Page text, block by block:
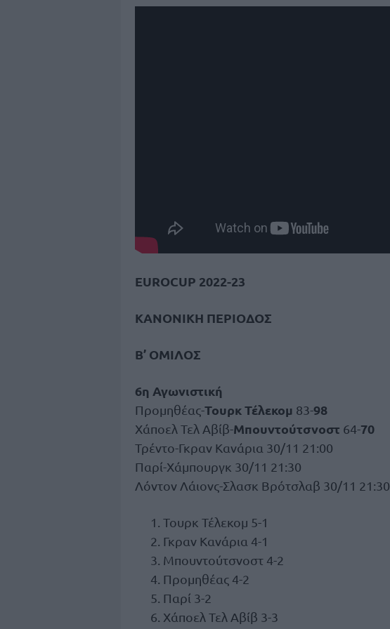
EUROCUP 2022-23
ΚΑΝΟΝΙΚΗ ΠΕΡΙΟΔΟΣ
Β’ ΟΜΙΛΟΣ
6η Αγωνιστική
Προμηθέας-Τουρκ Τέλεκομ 83-98
Χάποελ Τελ Αβίβ-Μπουντούτσνοστ 64-70
Τρέντο-Γκραν Κανάρια 30/11 21:00
Παρί-Χάμπουργκ 30/11 21:30
Λόντον Λάιονς-Σλασκ Βρότσλαβ 30/11 21:30
Τουρκ Τέλεκομ 5-1
Γκραν Κανάρια 4-1
Μπουντούτσνοστ 4-2
Προμηθέας 4-2
Παρί 3-2
Χάποελ Τελ Αβίβ 3-3